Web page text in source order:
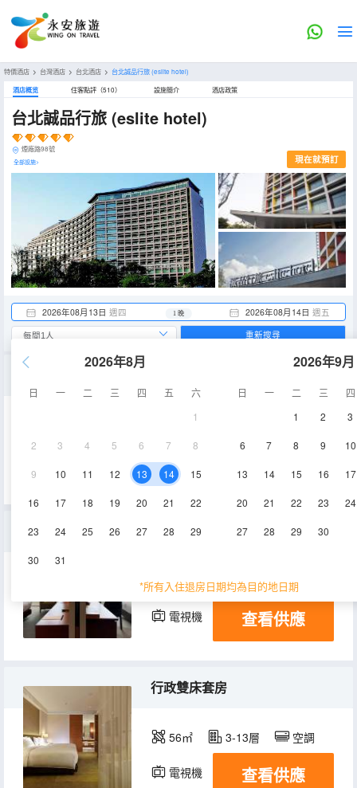
特價酒店 > 台灣酒店 > 台北酒店 > 台北誠品行旅(eslite hotel)
酒店概览 住客點評（510） 設施簡介 酒店政策
台北誠品行旅 (eslite hotel)
煙廠路98號
全部設施> 現在就預訂
2026年08月13日 週四 2026年08月14日 週五
1 晚
2026年8月
日 一 二 三 四 五
六
1
2 3 4 5 6 7 8
9 10 11 12 13 14 15
16 17 18 19 20 21 22
23 24 25 26 27 28 29
30 31
2026年9月
日 一 二 三
四
1
2 3
6 7 8 9 10
13 14 15 16 17
20 21 22 23 24
27 28 29 30
*所有入住退房日期均為目的地日期
重新搜尋
空調
電視機
行政家庭房
69.4㎡ 3-8層 空調
電視機 冰箱
查看供應
行政雙床套房
56㎡ 3-13層 空調
電視機 冰箱
查看供應